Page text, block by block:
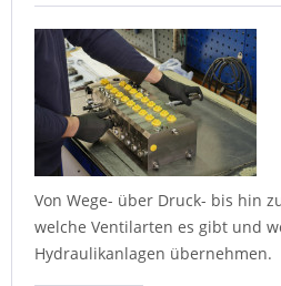
Von Wege- über Druck- bis hin
welche Ventilarten es gibt und
Hydraulikanlagen übernehmen.